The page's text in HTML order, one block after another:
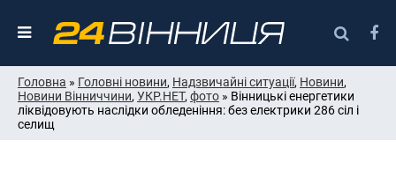
Головна » Головні новини, Надзвичайні ситуації, Новини,
Новини Вінниччини, УКР.НЕТ, фото » Вінницькі енергетики
ліквідовують наслідки обледеніння: без електрики 286 сіл і
селищ